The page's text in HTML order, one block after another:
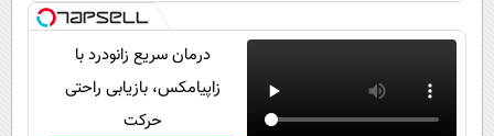
سیاست خارجی
درمان سریع زانودرد با
زاپیامکس، بازیابی راحتی
حرکت